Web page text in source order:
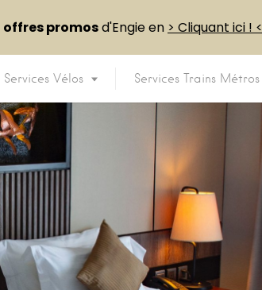
Services Vélos Services Trains Métros
offres promosd'Engie en > Cliquant ici ! <